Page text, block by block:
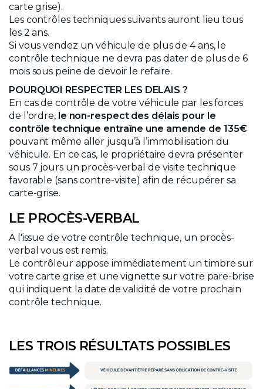
carte grise).
Les contrôles techniques suivants auront lieu tous
les 2 ans.
Si vous vendez un véhicule de plus de 4 ans, le
contrôle technique ne devra pas dater de plus de 6
mois sous peine de devoir le refaire.
POURQUOI RESPECTER LES DELAIS ?
En cas de contrôle de votre véhicule par les forces
de l’ordre, le non-respect des délais pour le
contrôle technique entraîne une amende de 135€
pouvant même aller jusqu’à l’immobilisation du
véhicule. En ce cas, le propriétaire devra présenter
sous 7 jours un procès-verbal de visite technique
favorable (sans contre-visite) afin de récupérer sa
carte-grise.
LE PROCÈS-VERBAL
A l'issue de votre contrôle technique, un procès-
verbal vous est remis.
Le contrôleur appose immédiatement un timbre sur
votre carte grise et une vignette sur votre pare-brise
qui indiquent la date de validité de votre prochain
contrôle technique.
LES TROIS RÉSULTATS POSSIBLES